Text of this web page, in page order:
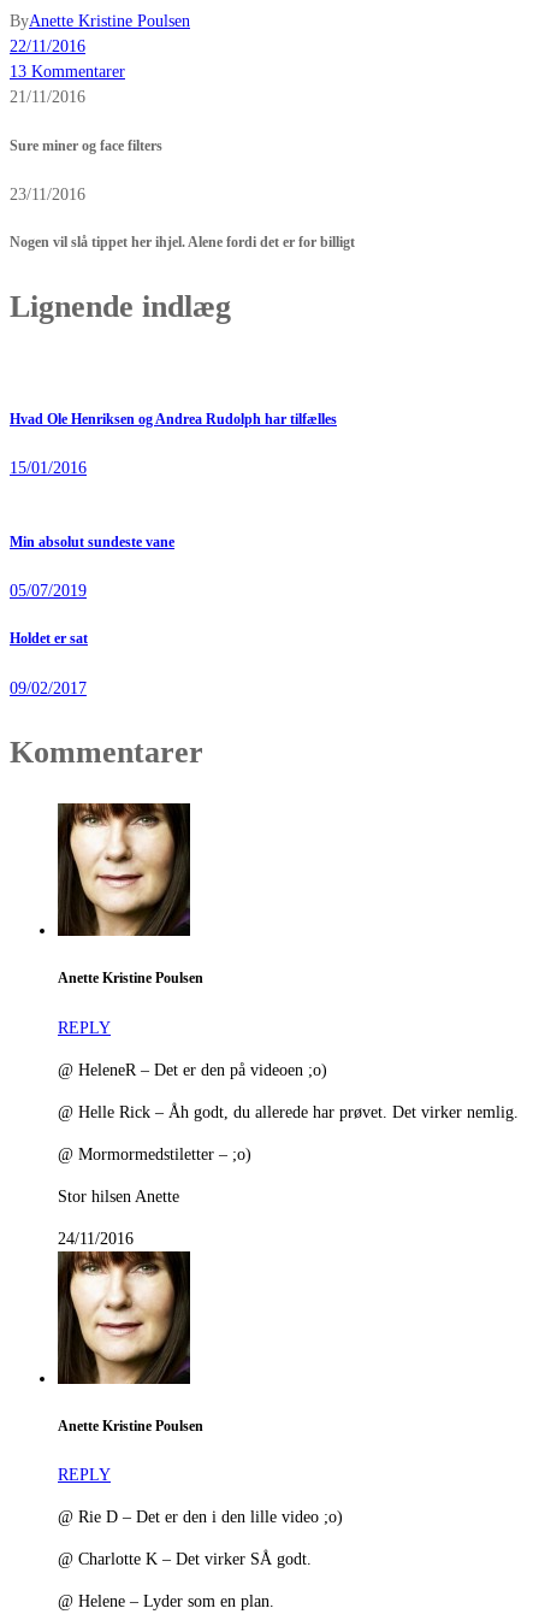
ByAnette Kristine Poulsen
22/11/2016
13 Kommentarer
21/11/2016
Sure miner og face filters
23/11/2016
Nogen vil slå tippet her ihjel. Alene fordi det er for billigt
Lignende indlæg
Hvad Ole Henriksen og Andrea Rudolph har tilfælles
15/01/2016
Min absolut sundeste vane
05/07/2019
Holdet er sat
09/02/2017
Kommentarer
Anette Kristine Poulsen
REPLY
@ HeleneR – Det er den på videoen ;o)
@ Helle Rick – Åh godt, du allerede har prøvet. Det virker nemlig.
@ Mormormedstiletter – ;o)
Stor hilsen Anette
24/11/2016
Anette Kristine Poulsen
REPLY
@ Rie D – Det er den i den lille video ;o)
@ Charlotte K – Det virker SÅ godt.
@ Helene – Lyder som en plan.